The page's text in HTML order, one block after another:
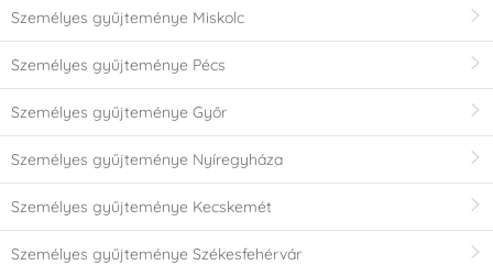
Személyes gyűjteménye Miskolc
Személyes gyűjteménye Pécs
Személyes gyűjteménye Győr
Személyes gyűjteménye Nyíregyháza
Személyes gyűjteménye Kecskemét
Személyes gyűjteménye Székesfehérvár